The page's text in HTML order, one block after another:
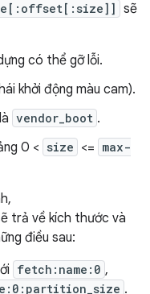
sẽ
có thể gỡ lỗi.
khởi động màu cam).
vendor_boot .
0 < size <= max-
trả về kích thước và
điều sau:
fetch:name:0 ,
.